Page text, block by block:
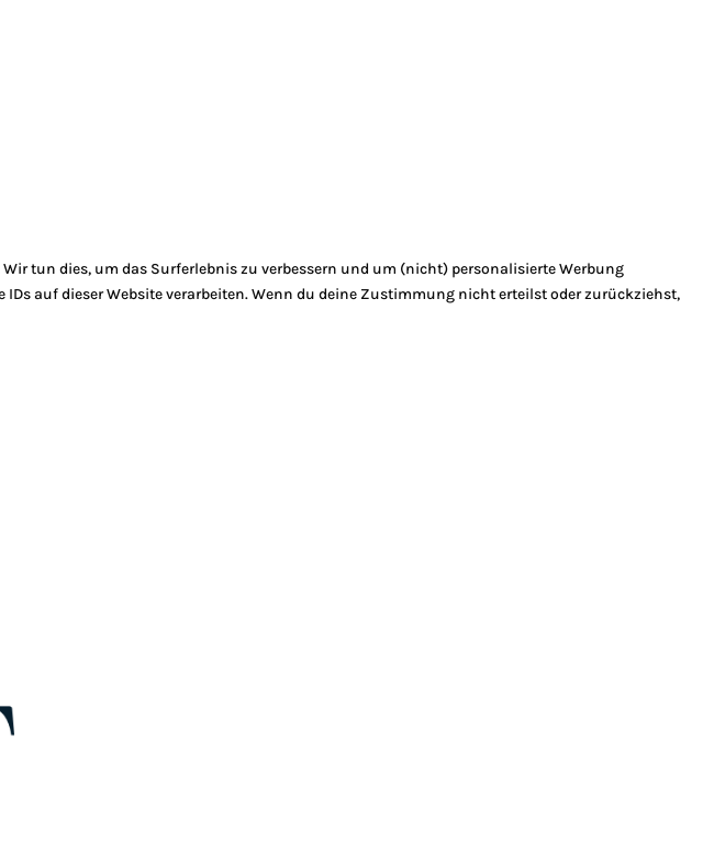
tun dies, um das Surferlebnis zu verbessern und um (nicht) personalisierte Werbung
auf dieser Website verarbeiten. Wenn du deine Zustimmung nicht erteilst oder zurückziehst,